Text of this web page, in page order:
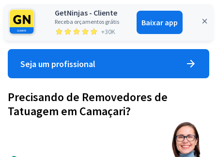
GetNinjas - Cliente
Receba orçamentos grátis
+30K
Baixar app
Entrar
Seja um profissional
Precisando de Removedores de
Tatuagem em Camaçari?